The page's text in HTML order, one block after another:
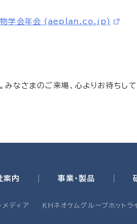
物学会年会 (aeplan.co.jp)
みなさまのご来場、心よりお待ちし
案内 事業・製品
メディア ＫＨネオケムグループホットラ